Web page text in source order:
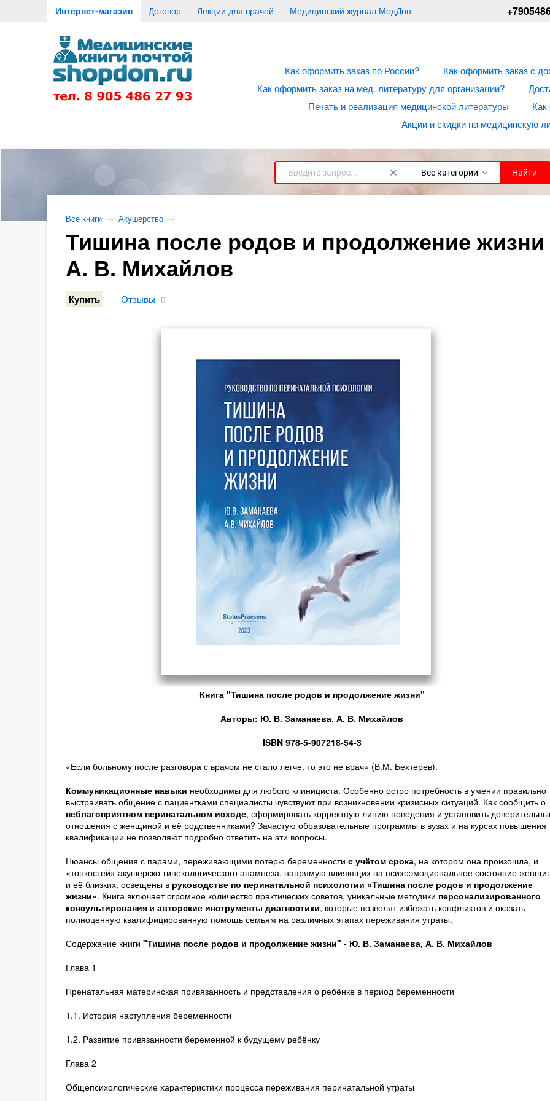
Интернет-магазин Договор Лекции для врачей Медицинский журнал МедДон
Как оформить заказ по России?
Как оформить заказ с
Как оформить заказ на мед. литературу для организации?
Печать и реализация медицинской литературы
Как
Акции и скидки на медицинскую
Все категории Найти
Все книги → Акушерство →
Тишина после родов и продолжение
А. В. Михайлов
Купить Отзывы 0
Книга "Тишина после родов и продолжение жизни"
Авторы: Ю. В. Заманаева, А. В. Михайлов
ISBN 978-5-907218-54-3
«Если больному после разговора с врачом не стало легче, то это не врач» (В.М. Бехтерев).
Коммуникационные навыки необходимы для любого клинициста. Особенно остро потребность в умении правильно
выстраивать общение с пациентками специалисты чувствуют при возникновении кризисных ситуаций. Как сообщить о
неблагоприятном перинатальном исходе, сформировать корректную линию поведения и установить
отношения с женщиной и её родственниками? Зачастую образовательные программы в вузах и на курсах повышения
квалификации не позволяют подробно ответить на эти вопросы.
Нюансы общения с парами, переживающими потерю беременности с учётом срока, на котором она произошла, и
«тонкостей» акушерско-гинекологического анамнеза, напрямую влияющих на психоэмоциональное состояние
и её близких, освещены в руководстве по перинатальной психологии «Тишина после родов и продолжение
жизни». Книга включает огромное количество практических советов, уникальные методики персонализированного
консультированияи авторские инструменты диагностики, которые позволят избежать конфликтов и оказать
полноценную квалифицированную помощь семьям на различных этапах переживания утраты.
Содержание книги "Тишина после родов и продолжение жизни" - Ю. В. Заманаева, А. В. Михайлов
Глава 1
Пренатальная материнская привязанность и представления о ребёнке в период беременности
1.1. История наступления беременности
1.2. Развитие привязанности беременной к будущему ребёнку
Глава 2
Общепсихологические характеристики процесса переживания перинатальной утраты